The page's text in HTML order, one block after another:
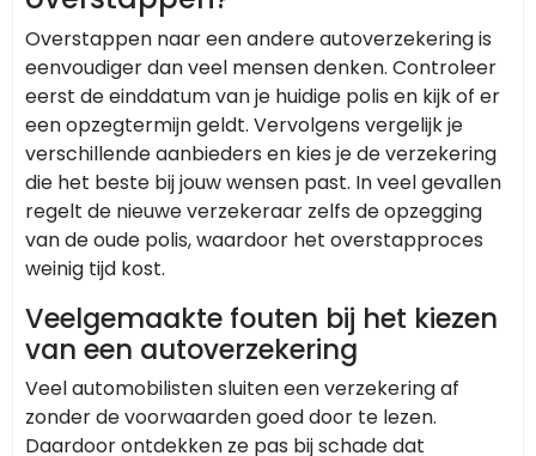
Overstappen naar een andere autoverzekering is
eenvoudiger dan veel mensen denken. Controleer
eerst de einddatum van je huidige polis en kijk of er
een opzegtermijn geldt. Vervolgens vergelijk je
verschillende aanbieders en kies je de verzekering
die het beste bij jouw wensen past. In veel gevallen
regelt de nieuwe verzekeraar zelfs de opzegging
van de oude polis, waardoor het overstapproces
weinig tijd kost.
Veelgemaakte fouten bij het kiezen
van een autoverzekering
Veel automobilisten sluiten een verzekering af
zonder de voorwaarden goed door te lezen.
Daardoor ontdekken ze pas bij schade dat